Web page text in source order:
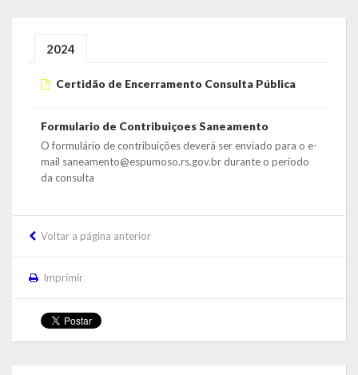
Conselhos Municipais
Gabinete do Prefeito Municipal
Coordenadoria do Sistema de Controle Interno
Acompanhamento de Ações e Obras
Secretarias Municipais
2024
Certidão de Encerramento Consulta Pública
Formulario de Contribuiçoes Saneamento
O formulário de contribuições deverá ser enviado para o e-
mail saneamento@espumoso.rs.gov.br durante o período
da consulta
Voltar a página anterior
Imprimir